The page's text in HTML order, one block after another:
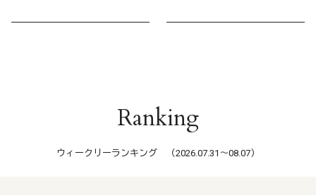
Ranking
ウィークリーランキング （2026.07.31〜08.07）